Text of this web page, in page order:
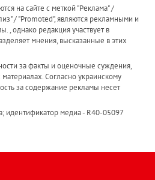
на сайте с меткой "Реклама" /
/ "Promoted", являются рекламными и
, однако редакция участвует в
мнения, высказанные в этих
за факты и оценочные суждения,
Согласно украинскому
за содержание рекламы несет
идентификатор медиа - R40-05097